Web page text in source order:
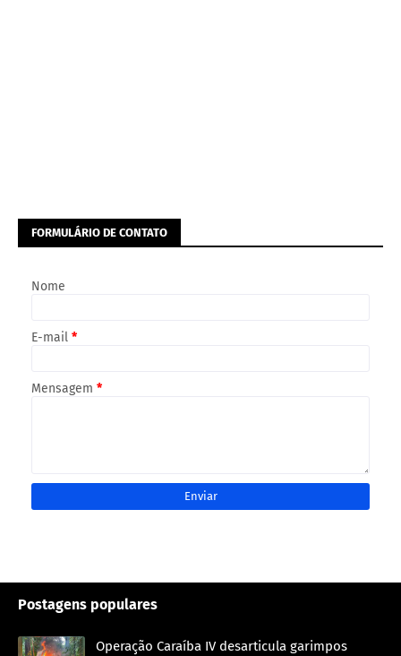
FORMULÁRIO DE CONTATO
Nome
E-mail *
Mensagem *
Postagens populares
Operação Caraíba IV desarticula garimpos